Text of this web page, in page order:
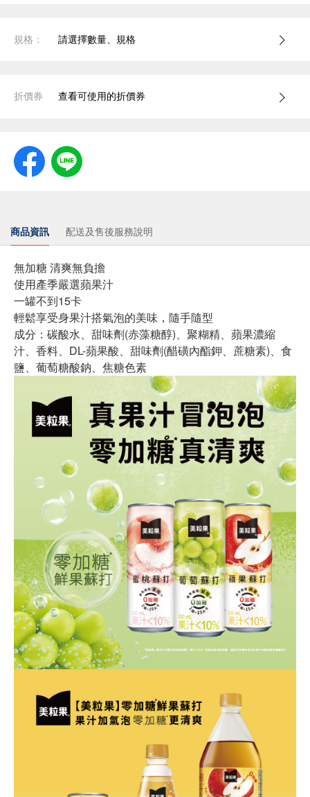
規格： 請選擇數量、規格
折價券 查看可使用的折價券
商品資訊 配送及售後服務說明
無加糖 清爽無負擔
使用產季嚴選蘋果汁
一罐不到15卡
輕鬆享受身果汁搭氣泡的美味，隨手隨型
成分：碳酸水、甜味劑(赤藻糖醇)、聚糊精、蘋果濃縮
汁、香料、DL-蘋果酸、甜味劑(醋磺內酯鉀、蔗糖素)、食
鹽、葡萄糖酸鈉、焦糖色素